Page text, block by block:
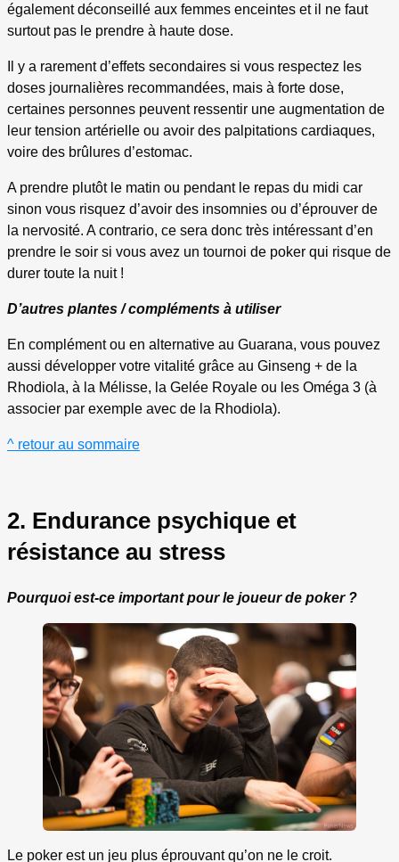
également déconseillé aux femmes enceintes et il ne faut
surtout pas le prendre à haute dose.
Il y a rarement d’effets secondaires si vous respectez les
doses journalières recommandées, mais à forte dose,
certaines personnes peuvent ressentir une augmentation de
leur tension artérielle ou avoir des palpitations cardiaques,
voire des brûlures d’estomac.
A prendre plutôt le matin ou pendant le repas du midi car
sinon vous risquez d’avoir des insomnies ou d’éprouver de
la nervosité. A contrario, ce sera donc très intéressant d’en
prendre le soir si vous avez un tournoi de poker qui risque de
durer toute la nuit !
D’autres plantes / compléments à utiliser
En complément ou en alternative au Guarana, vous pouvez
aussi développer votre vitalité grâce au Ginseng + de la
Rhodiola, à la Mélisse, la Gelée Royale ou les Oméga 3 (à
associer par exemple avec de la Rhodiola).
^ retour au sommaire
2. Endurance psychique et
résistance au stress
Pourquoi est-ce important pour le joueur de poker ?
Le poker est un jeu plus éprouvant qu’on ne le croit.